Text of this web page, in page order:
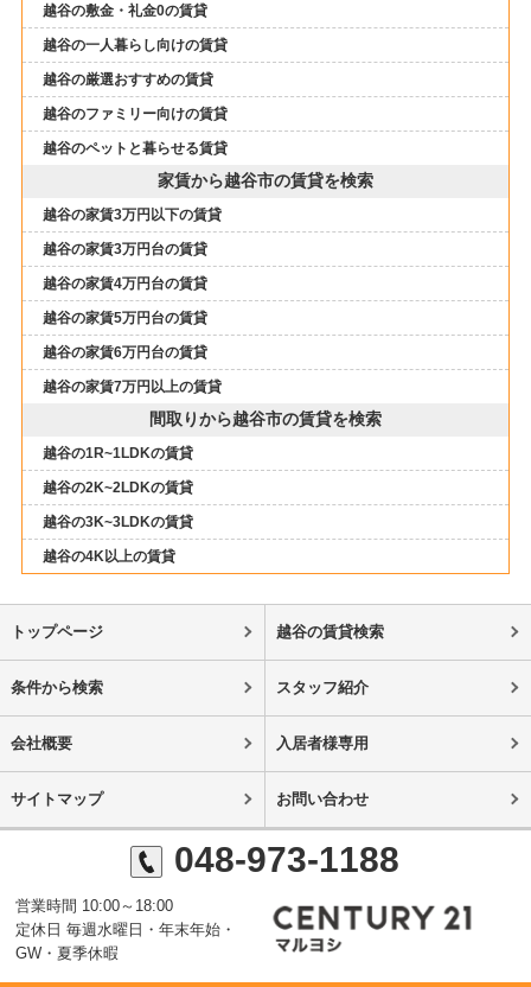
越谷の敷金・礼金0の賃貸
越谷の一人暮らし向けの賃貸
越谷の厳選おすすめの賃貸
越谷のファミリー向けの賃貸
越谷のペットと暮らせる賃貸
家賃から越谷市の賃貸を検索
越谷の家賃3万円以下の賃貸
越谷の家賃3万円台の賃貸
越谷の家賃4万円台の賃貸
越谷の家賃5万円台の賃貸
越谷の家賃6万円台の賃貸
越谷の家賃7万円以上の賃貸
間取りから越谷市の賃貸を検索
越谷の1R~1LDKの賃貸
越谷の2K~2LDKの賃貸
越谷の3K~3LDKの賃貸
越谷の4K以上の賃貸
トップページ 越谷の賃貸検索
条件から検索 スタッフ紹介
会社概要 入居者様専用
サイトマップ お問い合わせ
048-973-1188
営業時間 10:00～18:00
定休日 毎週水曜日・年末年始・
GW・夏季休暇